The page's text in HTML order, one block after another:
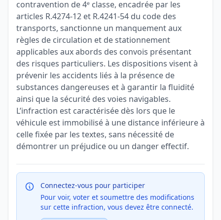
contravention de 4ᵉ classe, encadrée par les
articles R.4274-12 et R.4241-54 du code des
transports, sanctionne un manquement aux
règles de circulation et de stationnement
applicables aux abords des convois présentant
des risques particuliers. Les dispositions visent à
prévenir les accidents liés à la présence de
substances dangereuses et à garantir la fluidité
ainsi que la sécurité des voies navigables.
L’infraction est caractérisée dès lors que le
véhicule est immobilisé à une distance inférieure à
celle fixée par les textes, sans nécessité de
démontrer un préjudice ou un danger effectif.
Connectez-vous pour participer
Pour voir, voter et soumettre des modifications
sur cette infraction, vous devez être connecté.